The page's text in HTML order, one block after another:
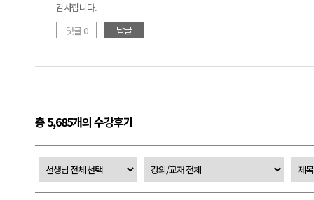
감사합니다.
댓글 0
답글
총 5,685개의 수강후기